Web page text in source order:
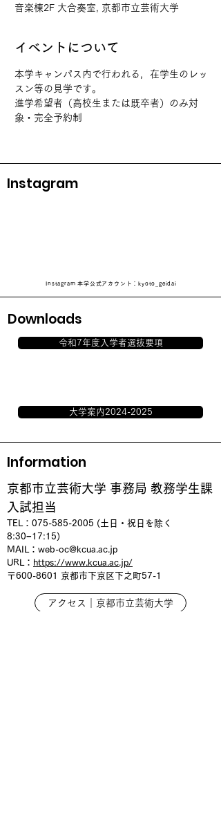
音楽棟2F 大合奏室, 京都市立芸術大学
イベントについて
本学キャンパス内で行われる，在学生のレッ
スン等の見学です。
進学希望者（高校生または既卒者）のみ対
象・完全予約制
Instagram
Instagram 本学公式アカウント：kyoto_geidai
Downloads
令和7年度入学者選抜要項
大学案内2024-2025
Information
京都市立芸術大学 事務局 教務学生課
入試担当
TEL：075-585-2005 (土日・祝日を除く
8:30−17:15)
MAIL： web-oc@kcua.ac.jp
URL： https://www.kcua.ac.jp/
〒600-8601
京都市下京区下之町57-1
アクセス｜京都市立芸術大学